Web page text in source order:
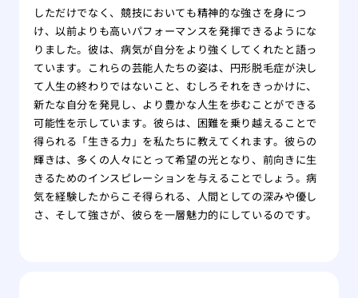
しただけでなく、競技においても精神的な強さを身につ
け、以前よりも高いパフォーマンスを発揮できるようにな
りました。彼は、病気が自分をより強くしてくれたと語っ
ています。これらの芸能人たちの姿は、円形脱毛症が決し
て人生の終わりではないこと、むしろそれをきっかけに、
新たな自分を発見し、より豊かな人生を歩むことができる
可能性を示しています。彼らは、困難を乗り越えることで
得られる「生きる力」を私たちに教えてくれます。彼らの
輝きは、多くの人々にとって希望の光となり、前向きに生
きるためのインスピレーションを与えることでしょう。病
気を経験したからこそ得られる、人間としての深みや優し
さ、そして強さが、彼らを一層魅力的にしているのです。